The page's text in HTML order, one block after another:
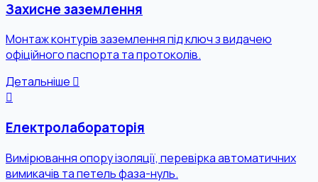
Захисне заземлення
Монтаж контурів заземлення під ключ з видачею
офіційного паспорта та протоколів.
Детальніше
Електролабораторія
Вимірювання опору ізоляції, перевірка автоматичних
вимикачів та петель фаза-нуль.